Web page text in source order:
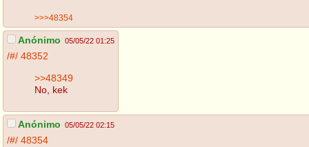
>>>48354
Anónimo 05/05/22 01:25
/#/ 48352
>>48349
No, kek
Anónimo 05/05/22 02:15
/#/ 48354